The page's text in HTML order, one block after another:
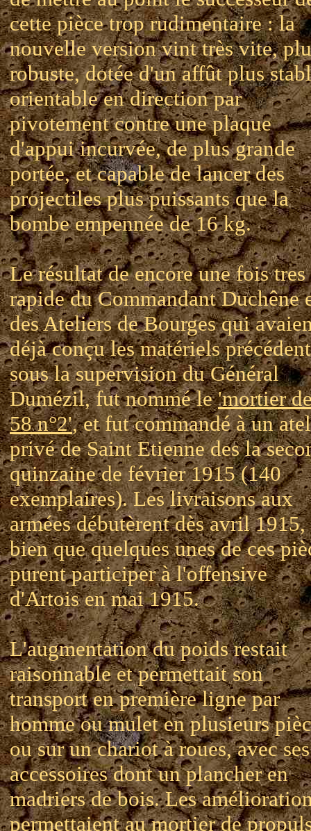
cette pièce trop rudimentaire : la
nouvelle version vint très vite,
robuste, dotée d'un affût plus
orientable en direction par
pivotement contre une plaque
d'appui incurvée, de plus grande
portée, et capable de lancer des
projectiles plus puissants que la
bombe empennée de 16 kg.
Le résultat de encore une fois tres
rapide du Commandant Duchêne
des Ateliers de Bourges qui
déjà conçu les matériels
sous la supervision du Général
Dumézil, fut nommé le'mortier
58 n°2', et fut commandé à un
privé de Saint Etienne des la
quinzaine de février 1915 (140
exemplaires). Les livraisons aux
armées débutèrent dès avril 1915,
bien que quelques unes de ces
purent participer à l'offensive
d'Artois en mai 1915.
L'augmentation du poids restait
raisonnable et permettait son
transport en première ligne par
homme ou mulet en plusieurs
ou sur un chariot à roues, avec ses
accessoires dont un plancher en
madriers de bois. Les
permettaient au mortier de